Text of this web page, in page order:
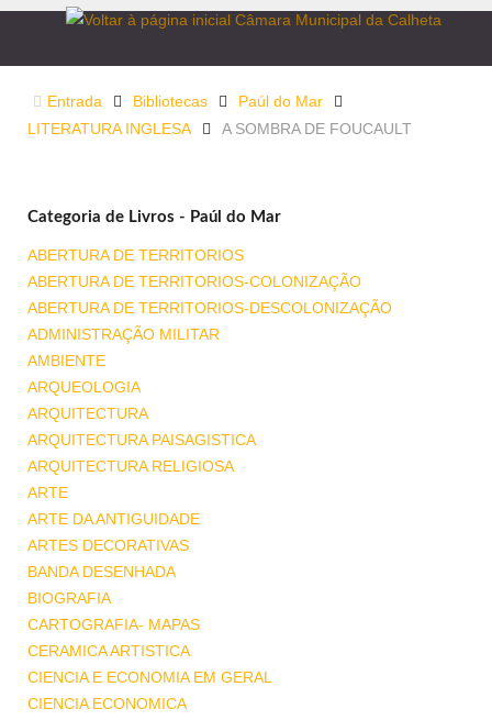
Entrada Bibliotecas
Paúl do Mar
LITERATURA INGLESA
A SOMBRA DE FOUCAULT
Categoria de Livros - Paúl do Mar
ABERTURA DE TERRITORIOS
ABERTURA DE TERRITORIOS-COLONIZAÇÃO
ABERTURA DE TERRITORIOS-DESCOLONIZAÇÃO
ADMINISTRAÇÃO MILITAR
AMBIENTE
ARQUEOLOGIA
ARQUITECTURA
ARQUITECTURA PAISAGISTICA
ARQUITECTURA RELIGIOSA
ARTE
ARTE DA ANTIGUIDADE
ARTES DECORATIVAS
BANDA DESENHADA
BIOGRAFIA
CARTOGRAFIA- MAPAS
CERAMICA ARTISTICA
CIENCIA E ECONOMIA EM GERAL
CIENCIA ECONOMICA